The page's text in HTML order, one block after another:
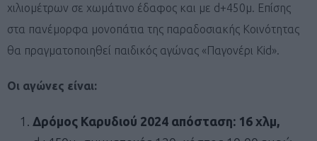
χιλιομέτρων σε χωμάτινο έδαφος και με d+450μ. Επίσης
στα πανέμορφα μονοπάτια της παραδοσιακής Κοινότητας
θα πραγματοποιηθεί παιδικός αγώνας «Παγονέρι Kid».
Οι αγώνες είναι:
Δρόμος Καρυδιού 2024 απόσταση: 16 χλμ,